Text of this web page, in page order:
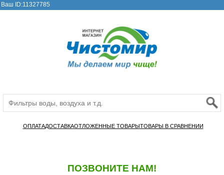
Ваш ID:11327785
ОПЛАТАДОСТАВКАОТЛОЖЕННЫЕ ТОВАРЫТОВАРЫ В СРАВНЕНИИ
ПОЗВОНИТЕ НАМ!